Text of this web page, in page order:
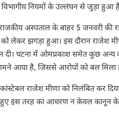
नियमों के उल्लंघन से जुड़ा हुआ
अस्पताल के बाहर 5 जनवरी की
लेकर झगड़ा हुआ। इस दौरान राजेश
दी। घटना में ओमप्रकाश समेत कुछ
आया है, जिससे आरोपों को बल मिला
राजेश मीणा को निलंबित कर
हुए इस तरह का आचरण न केवल कानून के